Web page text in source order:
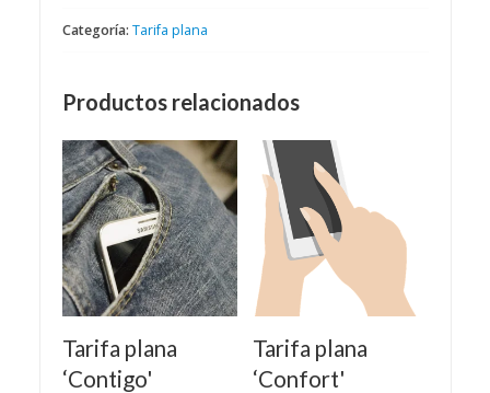
cantidad
Categoría: Tarifa plana
Productos relacionados
Tarifa plana
‘Contigo'
Tarifa plana
‘Confort'